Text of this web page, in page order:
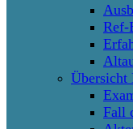
Ref-
Übersicht
Fall